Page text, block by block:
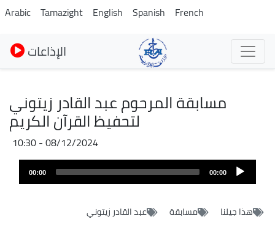
Pasar
al
contenido
principal
Arabic Tamazight English Spanish French
الإذاعات
مسابقة المرحوم عبد القادر زيتوني
لتحفيظ القرآن الكريم
08/12/2024 - 10:30
00:00
00:00
هذا جيلنا مسابقة عبد القادر زيتوني